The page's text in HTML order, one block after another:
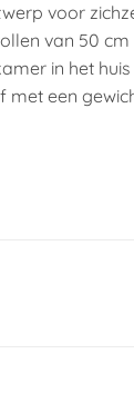
voor
van 50 cm
in het
met een